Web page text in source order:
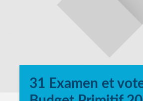
31 Examen et